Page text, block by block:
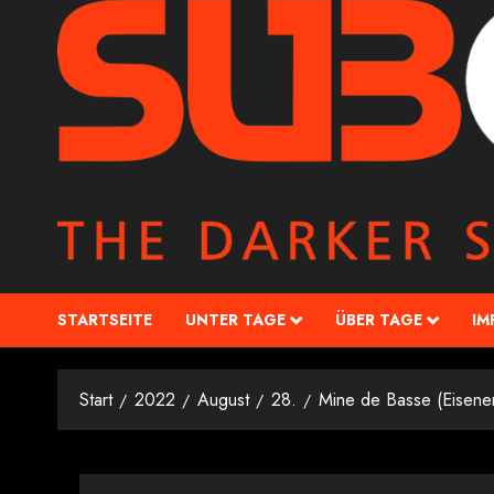
STARTSEITE UNTER TAGE ÜBER TAGE
Start 2022 August 28. Mine de Basse